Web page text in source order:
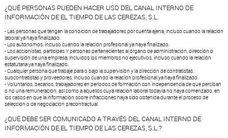
¿QUÉ PERSONAS PUEDEN HACER USO DEL CANAL INTERNO DE
INFORMACIÓN DE EL TIEMPO DE LAS CEREZAS, S.L.
- Las personas que tengan la condición de trabajadores por cuenta ajena, incluso cuando la relación
laboral ya haya finalizado.
- Los autónomos, incluso cuando la relación profesional ya haya finalizado.
- Los accionistas, partícipes Y personas pertenecientes al órgano de administración, dirección o
supervisión de una empresa, incluidos los miembros no ejecutivos, incluso cuando la relación
estatutaria ya haya finalizado.
- Cualquier persona que trabaje para o bajo la supervisión y la dirección de contratistas,
subcontratistas y proveedores, incluso cuando la relación profesional ya haya finalizado.
- Voluntarios, becarios, trabajadores en períodos de formación con independencia de que perciban
o no una remuneración, así como a aquellos cuya relación laboral todavía no haya comenzado, en
los casos en que la información sobre infracciones haya sido obtenida durante el proceso de
selección o de negociación precontractual.
¿QUÉ DEBE SER COMUNICADO A TRAVÉS DEL CANAL INTERNO DE
INFORMACIÓN DE EL TIEMPO DE LAS CEREZAS, S.L.?